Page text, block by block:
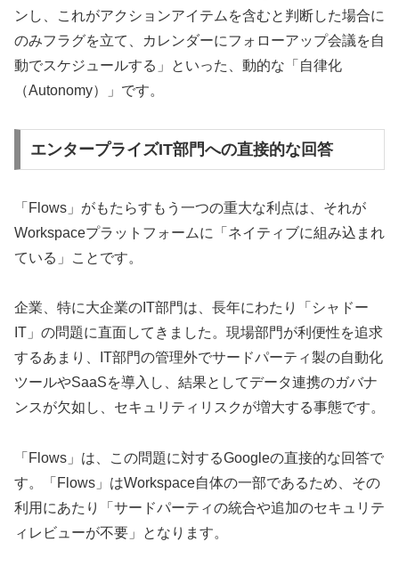
ンし、これがアクションアイテムを含むと判断した場合に
のみフラグを立て、カレンダーにフォローアップ会議を自
動でスケジュールする」といった、動的な「自律化
（Autonomy）」です。
エンタープライズIT部門への直接的な回答
「Flows」がもたらすもう一つの重大な利点は、それが
Workspaceプラットフォームに「ネイティブに組み込まれ
ている」ことです。
企業、特に大企業のIT部門は、長年にわたり「シャドー
IT」の問題に直面してきました。現場部門が利便性を追求
するあまり、IT部門の管理外でサードパーティ製の自動化
ツールやSaaSを導入し、結果としてデータ連携のガバナ
ンスが欠如し、セキュリティリスクが増大する事態です。
「Flows」は、この問題に対するGoogleの直接的な回答で
す。「Flows」はWorkspace自体の一部であるため、その
利用にあたり「サードパーティの統合や追加のセキュリテ
ィレビューが不要」となります。